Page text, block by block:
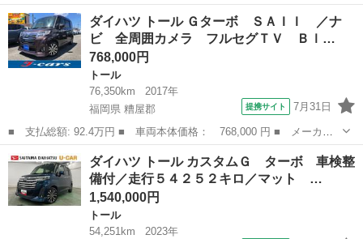
ー名： ダイハツ ■ 車種名： トール ■ グレード名： カスタム
Ｇ 禁煙車 純正メモリーナビ バックカメラ 両側電動スライドド
ア スマ...
埼玉 新座市 トール
ダイハツ トール Ｇターボ ＳＡＩＩ ／ナ
ビ 全周囲カメラ フルセグＴＶ Ｂｌ…
768,000円
トール
76,350km
2017年
福岡県 糟屋郡
提携サイト 7月31日
■ 支払総額: 92.4万円 ■ 車両本体価格： 768,000 円 ■ メーカー
名： ダイハツ ■ 車種名： トール ■ グレード名： Ｇターボ
ＳＡＩＩ ／ナビ 全周囲カメラ フルセグＴＶ Ｂｌｕｅｔｏｏｔ
ｈオーディオ...
福岡 糟屋郡 トール
ダイハツ トール カスタムＧ ターボ 車検整
備付／走行５４２５２キロ／マット …
1,540,000円
トール
54,251km
2023年